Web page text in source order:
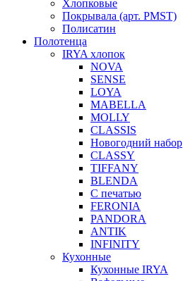
Хлопковые
Покрывала (арт. PMST)
Полисатин
Полотенца
IRYA хлопок
NOVA
SENSE
LOYA
MABELLA
MOLLY
CLASSIS
Новогодний набор
CLASSY
TIFFANY
BLENDA
С печатью
FERONIA
PANDORA
ANTIK
INFINITY
Кухонные
Кухонные IRYA